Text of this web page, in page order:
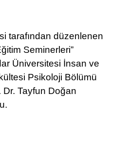
tarafından düzenlenen
Seminerleri”
Üniversitesi İnsan ve
Psikoloji Bölümü
Tayfun Doğan